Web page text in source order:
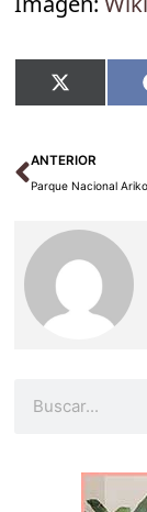
Compartir
en
X
(Twitter)
Ant
ANTERIOR
Parque Nacional